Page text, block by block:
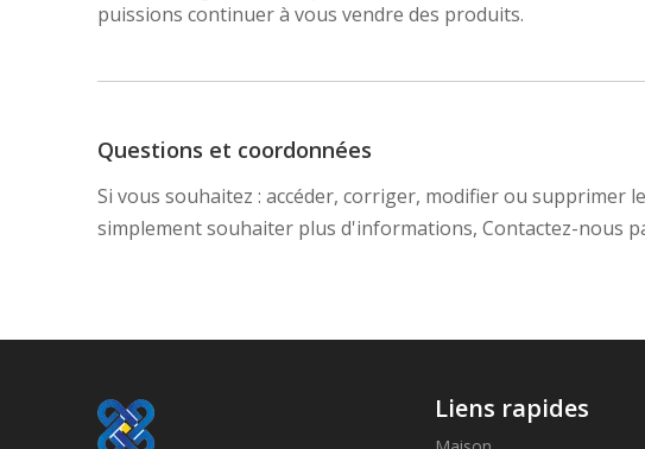
puissions continuer à vous vendre des produits.
Questions et coordonnées
Si vous souhaitez : accéder, corriger, modifier ou
simplement souhaiter plus d'informations, Contactez-nous
Liens rapides